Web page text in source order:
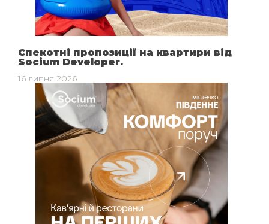
Спекотні пропозиції на квартири від
Socium Developer.
16 липня 2026